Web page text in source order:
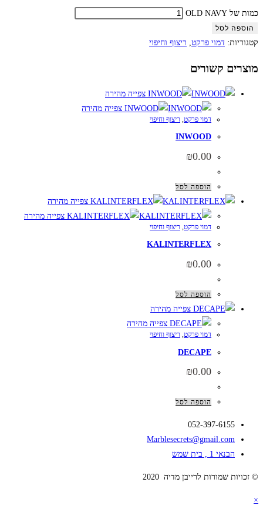
כמות של OLD NAVY
הוספה לסל
קטגוריות: דמוי פרקט, ריצוף וחיפוי
מוצרים קשורים
צפייה מהירה
צפייה מהירה
דמוי פרקט ריצוף וחיפוי
INWOOD
₪0.00
הוספה לסל
צפייה מהירה
צפייה מהירה
דמוי פרקט, ריצוף וחיפוי
KALINTERFLEX
₪0.00
הוספה לסל
צפייה מהירה
צפייה מהירה
דמוי פרקט, ריצוף וחיפוי
DECAPE
₪0.00
הוספה לסל
052-397-6155
Marblesecrets@gmail.com
הבנאי 1 , בית שמש
© זכויות שמורות לרייבן מדיה 2020
×